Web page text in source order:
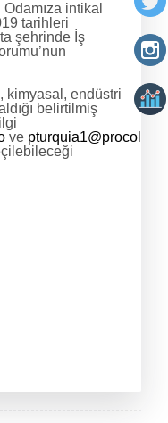
intikal
tarihleri
şehrinde İş
kimyasal, endüstri
belirtilmiş
ve